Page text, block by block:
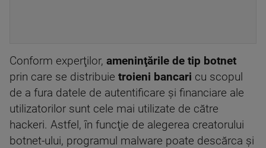
Conform experţilor, ameninţările de tip botnet
prin care se distribuie troieni bancari cu scopul
de a fura datele de autentificare şi financiare ale
utilizatorilor sunt cele mai utilizate de către
hackeri. Astfel, în funcţie de alegerea creatorului
botnet-ului, programul malware poate descărca şi